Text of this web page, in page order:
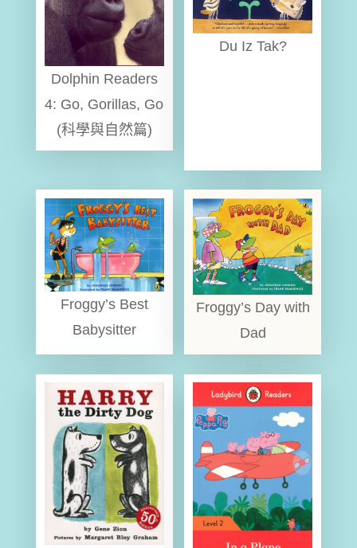
Dolphin Readers
4: Go, Gorillas, Go
(科學與自然篇)
Du Iz Tak?
Froggy’s Best
Babysitter
Froggy’s Day with
Dad